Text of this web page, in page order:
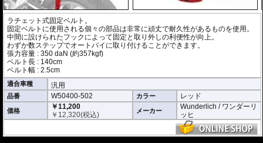
ラチェット式固定ベルト。
固定ベルトに使用される個々の部品は非常に頑丈で耐久性があるものを使用。
中間に設けられたフックによって固定と取り外しの利便性が向上。
わずか数ステップでオートバイに取り付けることができます。
張力容量 : 350 daN (約357kgf)
ベルト長 : 140cm
ベルト幅 : 2.5cm
適合車種 汎用
品番 W50400-502 カラー レッド
価格
￥11,200
￥ 12,320(税込) メーカー
Wunderlich / ワンダーリ
ッヒ